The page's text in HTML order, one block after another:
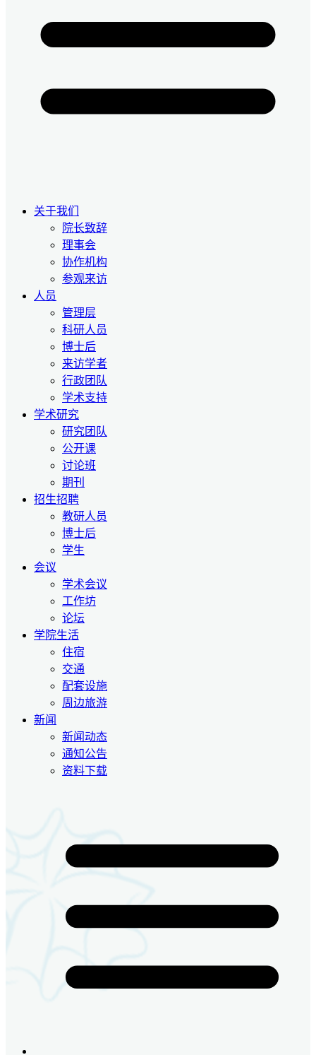
关于我们
院长致辞
理事会
协作机构
参观来访
人员
管理层
科研人员
博士后
来访学者
行政团队
学术支持
学术研究
研究团队
公开课
讨论班
期刊
招生招聘
教研人员
博士后
学生
会议
学术会议
工作坊
论坛
学院生活
住宿
交通
配套设施
周边旅游
新闻
新闻动态
通知公告
资料下载